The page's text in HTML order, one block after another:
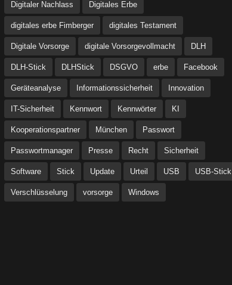
Digitaler Nachlass Digitales Erbe
digitales erbe Fimberger digitales Testament
Digitale Vorsorge digitale Vorsorgevollmacht DLH
DLH-Stick DLHStick DSGVO erbe Facebook
Geräteanalyse Informationssicherheit Innovation
IT-Sicherheit Kennwort Kennwörter KI
Kooperationspartner München Passwort
Passwortmanager Presse Recht Sicherheit
Software Stick Update Urteil USB USB-Stick
Verschlüsselung vorsorge Windows